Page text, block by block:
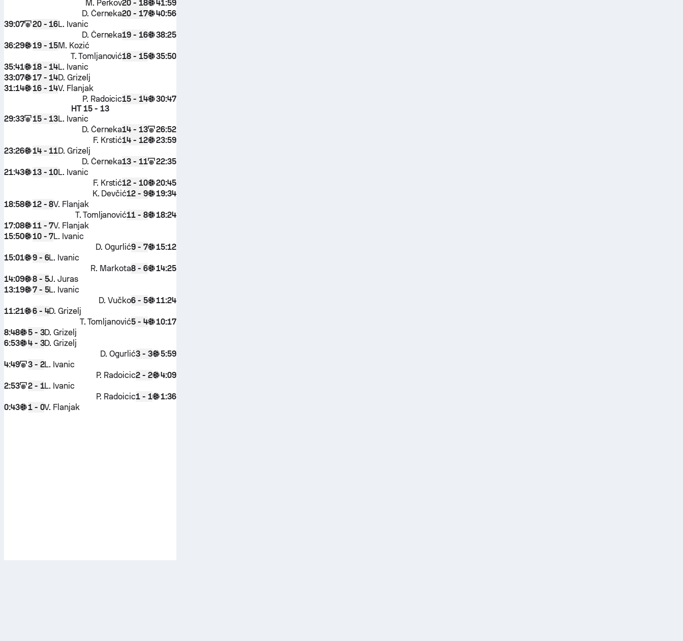
41:59
20 - 18
M. Perkov
40:56
20 - 17
D. Černeka
39:07
20 - 16L. Ivanic
38:25
19 - 16
D. Černeka
36:29
19 - 15M. Kozić
35:50
18 - 15
T. Tomljanović
35:41
18 - 14L. Ivanic
33:07
17 - 14D. Grizelj
31:14
16 - 14V. Flanjak
30:47
15 - 14
P. Radoicic
HT 15 - 13
29:33
15 - 13L. Ivanic
26:52
14 - 13
D. Černeka
23:59
14 - 12
F. Krstić
23:26
14 - 11D. Grizelj
22:35
13 - 11
D. Černeka
21:43
13 - 10L. Ivanic
20:45
12 - 10
F. Krstić
19:34
12 - 9
K. Devčić
18:58
12 - 8V. Flanjak
18:24
11 - 8
T. Tomljanović
17:08
11 - 7V. Flanjak
15:50
10 - 7L. Ivanic
15:12
9 - 7
D. Ogurlić
15:01
9 - 6L. Ivanic
14:25
8 - 6
R. Markota
14:09
8 - 5J. Juras
13:19
7 - 5L. Ivanic
11:24
6 - 5
D. Vučko
11:21
6 - 4D. Grizelj
10:17
5 - 4
T. Tomljanović
8:48
5 - 3D. Grizelj
6:53
4 - 3D. Grizelj
5:59
3 - 3
D. Ogurlić
4:49
3 - 2L. Ivanic
4:09
2 - 2
P. Radoicic
2:53
2 - 1L. Ivanic
1:36
1 - 1
P. Radoicic
0:43
1 - 0V. Flanjak